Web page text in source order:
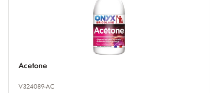
Acetone
V324089-AC